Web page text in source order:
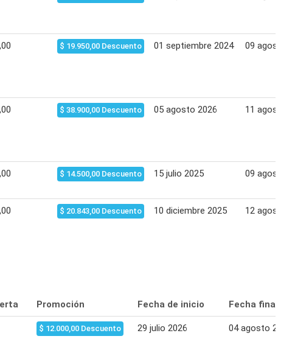
$ 19.950,00 Descuento 01 septiembre 2024 09 agosto
$ 38.900,00 Descuento 05 agosto 2026 11 agosto
$ 14.500,00 Descuento 15 julio 2025 09 agosto
$ 20.843,00 Descuento 10 diciembre 2025 12 agosto
Promoción Fecha de inicio Fecha final
$ 12.000,00 Descuento 29 julio 2026 04 agosto 2026